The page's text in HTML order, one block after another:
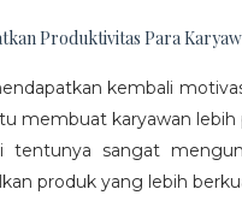
Produktivitas Para
kembali
membuat karyawan
tentunya sangat
produk yang lebih